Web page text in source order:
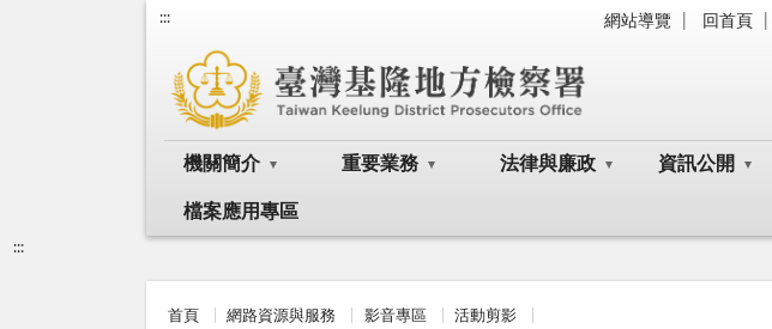
::: 網站導覽 回首頁
機關簡介 重要業務 法律與廉政 資訊公開
檔案應用專區
:::
首頁 網路資源與服務 影音專區 活動剪影